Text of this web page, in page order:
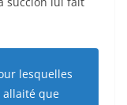
lesquelles
allaité que